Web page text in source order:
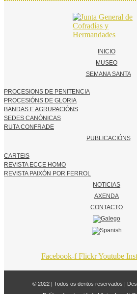
INICIO
MUSEO
SEMANA SANTA
PROCESIONS DE PENITENCIA
PROCESIÓNS DE GLORIA
BANDAS E AGRUPACIÓNS
SEDES CANÓNICAS
RUTA CONFRADE
PUBLICACIÓNS
CARTEIS
REVISTA ECCE HOMO
REVISTA PAIXÓN POR FERROL
NOTICIAS
AXENDA
CONTACTO
Facebook-f FlickrYoutube
© 2022 | Todos os deritos reservados |